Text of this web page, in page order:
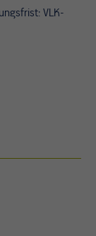
VLK-